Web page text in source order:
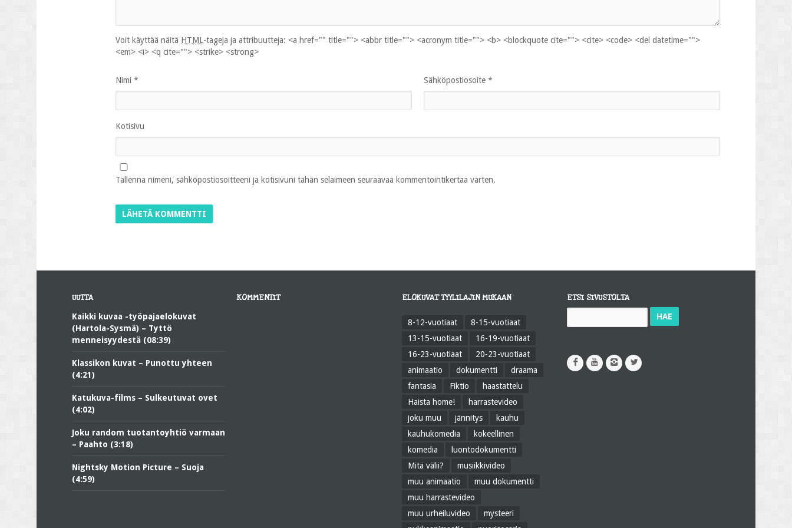
Voit käyttää näitä HTML-tageja ja attribuutteja: <a href="" title=""> <abbr title=""> <acronym title=""> <b> <blockquote cite=""> <cite> <code> <del datetime="">
<em> <i> <q cite=""> <strike> <strong>
Nimi * Sähköpostiosoite *
Kotisivu
Tallenna nimeni, sähköpostiosoitteeni ja kotisivuni tähän selaimeen seuraavaa kommentointikertaa varten.
UUTTA
Kaikki kuvaa -työpajaelokuvat
(Hartola-Sysmä) – Tyttö
menneisyydestä (08:39)
Klassikon kuvat – Punottu yhteen
(4:21)
Katukuva-films – Sulkeutuvat ovet
(4:02)
Joku random tuotantoyhtiö varmaan
– Paahto (3:18)
Nightsky Motion Picture – Suoja
(4:59)
KOMMENTIT ELOKUVAT TYYLILAJIN MUKAAN
8-12-vuotiaat
8-15-vuotiaat
13-15-vuotiaat
16-19-vuotiaat
16-23-vuotiaat
20-23-vuotiaat
animaatio
dokumentti
draama
fantasia
Fiktio
haastattelu
Haista home!
harrastevideo
joku muu
jännitys
kauhu
kauhukomedia
kokeellinen
komedia
luontodokumentti
Mitä välii?
musiikkivideo
muu animaatio
muu dokumentti
muu harrastevideo
muu urheiluvideo
mysteeri
ETSI SIVUSTOLTA